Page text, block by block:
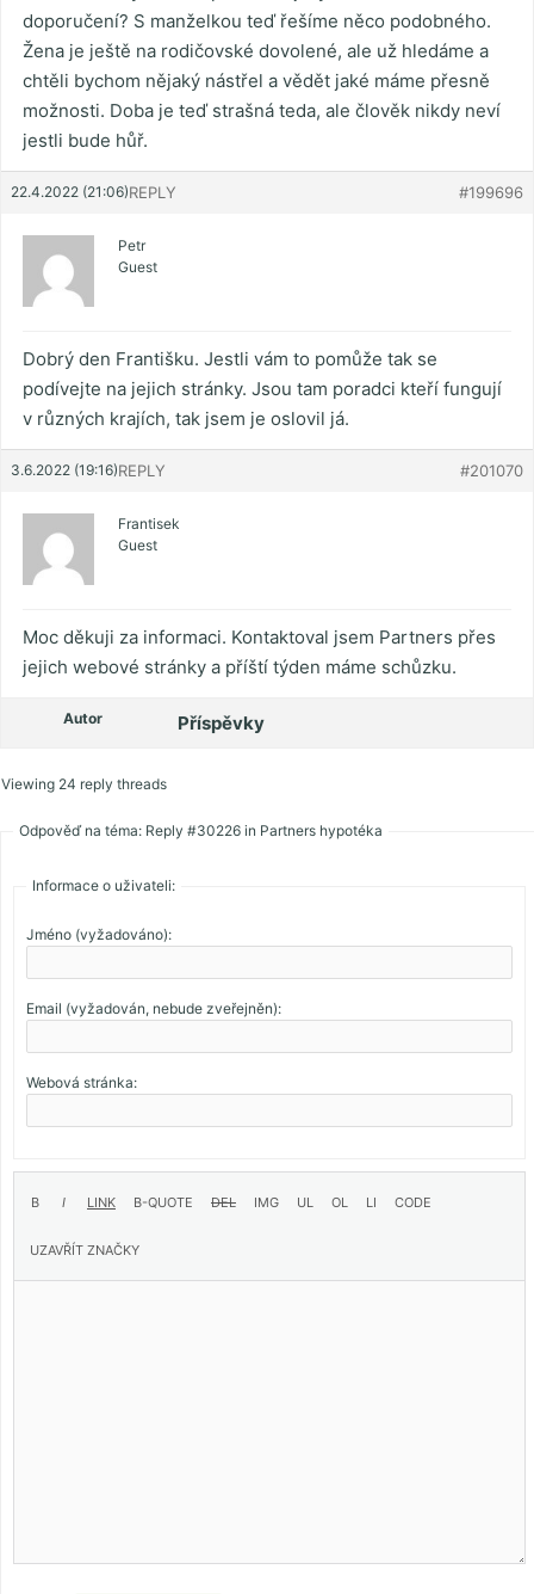
doporučení? S manželkou teď řešíme něco podobného.
Žena je ještě na rodičovské dovolené, ale už hledáme a
chtěli bychom nějaký nástřel a vědět jaké máme přesně
možnosti. Doba je teď strašná teda, ale člověk nikdy neví
jestli bude hůř.
22.4.2022 (21:06) #199696
REPLY
Petr
Guest
Dobrý den Františku. Jestli vám to pomůže tak se
podívejte na jejich stránky. Jsou tam poradci kteří fungují
v různých krajích, tak jsem je oslovil já.
3.6.2022 (19:16) #201070
REPLY
Frantisek
Guest
Moc děkuji za informaci. Kontaktoval jsem Partners přes
jejich webové stránky a příští týden máme schůzku.
Autor Příspěvky
Viewing 24 reply threads
Odpověď na téma: Reply #30226 in Partners hypotéka
Informace o uživateli:
Jméno (vyžadováno):
Email (vyžadován, nebude zveřejněn):
Webová stránka: